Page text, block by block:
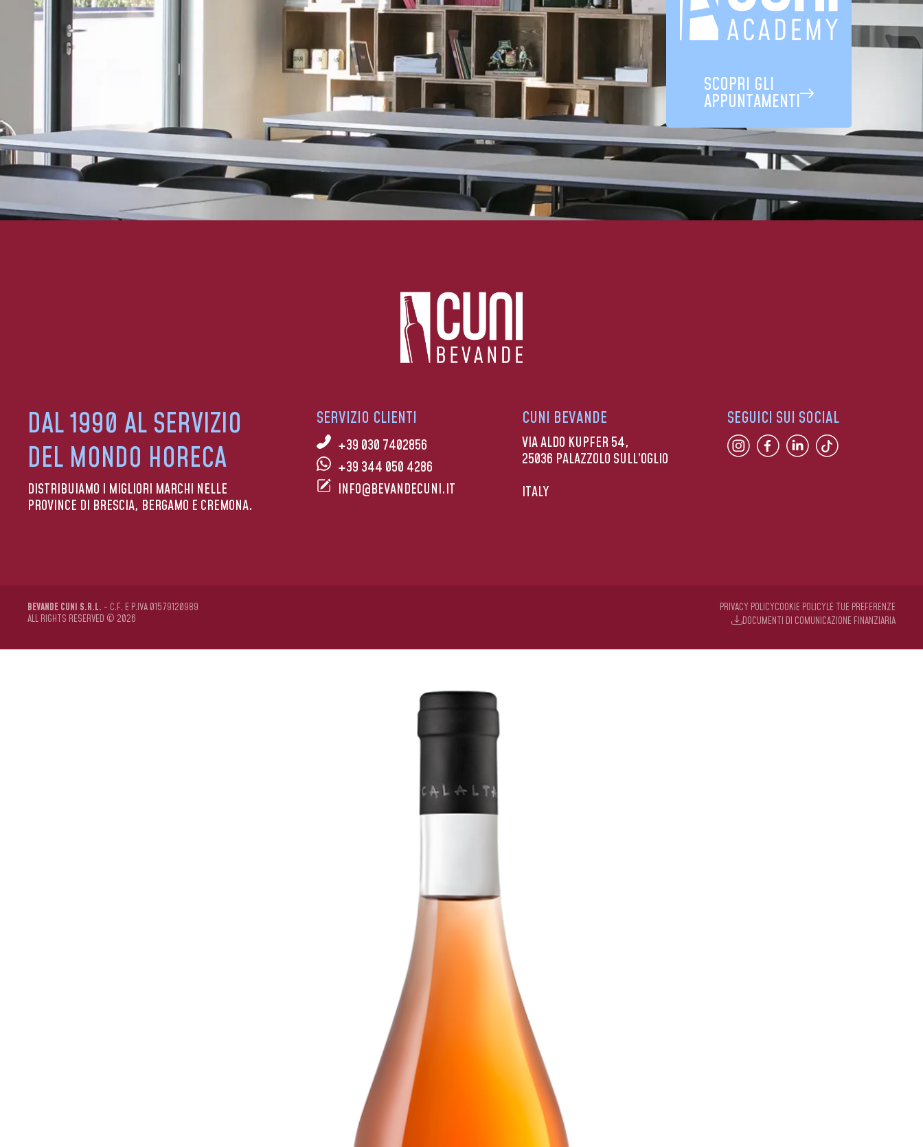
SCOPRI GLI
APPUNTAMENTI
DAL 1990 AL SERVIZIO
DEL MONDO HORECA
DISTRIBUIAMO I MIGLIORI MARCHI NELLE
PROVINCE DI BRESCIA, BERGAMO E CREMONA.
SERVIZIO CLIENTI
+39 030 7402856
+39 344 050 4286
INFO@BEVANDECUNI.IT
CUNI BEVANDE
VIA ALDO KUPFER 54,
25036 PALAZZOLO SULL’OGLIO
ITALY
SEGUICI SUI SOCIAL
BEVANDE CUNI S.R.L. - C.F. E P.IVA 01579120989
ALL RIGHTS RESERVED © 2026
PRIVACY POLICYCOOKIE POLICYLE TUE PREFERENZE
DOCUMENTI DI COMUNICAZIONE FINANZIARIA